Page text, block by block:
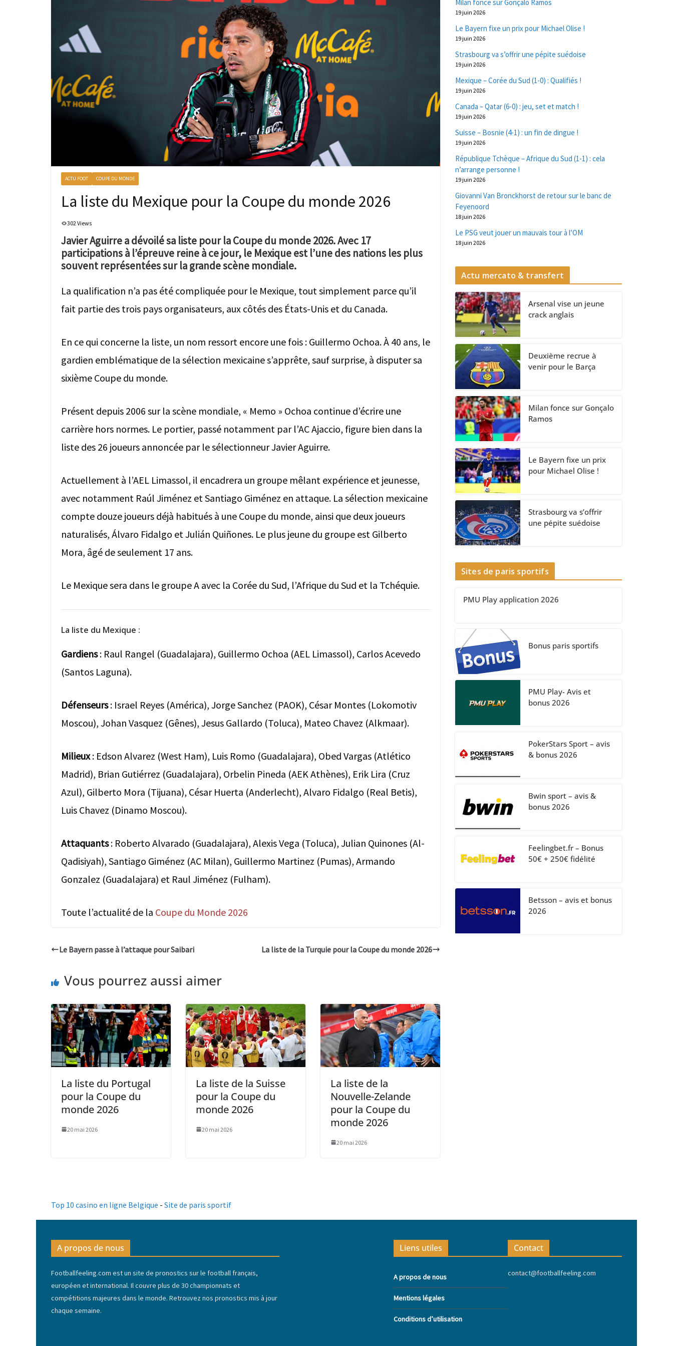
ACTU FOOT COUPE DU MONDE
La liste du Mexique pour la Coupe du monde 2026
302 Views
Javier Aguirre a dévoilé sa liste pour la Coupe du monde 2026. Avec 17
participations à l’épreuve reine à ce jour, le Mexique est l’une des nations les plus
souvent représentées sur la grande scène mondiale.
La qualification n’a pas été compliquée pour le Mexique, tout simplement parce qu’il
fait partie des trois pays organisateurs, aux côtés des États-Unis et du Canada.
En ce qui concerne la liste, un nom ressort encore une fois : Guillermo Ochoa. À 40 ans, le
gardien emblématique de la sélection mexicaine s’apprête, sauf surprise, à disputer sa
sixième Coupe du monde.
Présent depuis 2006 sur la scène mondiale, « Memo » Ochoa continue d’écrire une
carrière hors normes. Le portier, passé notamment par l’AC Ajaccio, figure bien dans la
liste des 26 joueurs annoncée par le sélectionneur Javier Aguirre.
Actuellement à l’AEL Limassol, il encadrera un groupe mêlant expérience et jeunesse,
avec notamment Raúl Jiménez et Santiago Giménez en attaque. La sélection mexicaine
compte douze joueurs déjà habitués à une Coupe du monde, ainsi que deux joueurs
naturalisés, Álvaro Fidalgo et Julián Quiñones. Le plus jeune du groupe est Gilberto
Mora, âgé de seulement 17 ans.
Le Mexique sera dans le groupe A avec la Corée du Sud, l’Afrique du Sud et la Tchéquie.
La liste du Mexique :
Gardiens: Raul Rangel (Guadalajara), Guillermo Ochoa (AEL Limassol), Carlos Acevedo
(Santos Laguna).
Défenseurs: Israel Reyes (América), Jorge Sanchez (PAOK), César Montes (Lokomotiv
Moscou), Johan Vasquez (Gênes), Jesus Gallardo (Toluca), Mateo Chavez (Alkmaar).
Milieux: Edson Alvarez (West Ham), Luis Romo (Guadalajara), Obed Vargas (Atlético
Madrid), Brian Gutiérrez (Guadalajara), Orbelin Pineda (AEK Athènes), Erik Lira (Cruz
Azul), Gilberto Mora (Tijuana), César Huerta (Anderlecht), Alvaro Fidalgo (Real Betis),
Luis Chavez (Dinamo Moscou).
Attaquants: Roberto Alvarado (Guadalajara), Alexis Vega (Toluca), Julian Quinones (Al-
Qadisiyah), Santiago Giménez (AC Milan), Guillermo Martinez (Pumas), Armando
Gonzalez (Guadalajara) et Raul Jiménez (Fulham).
Toute l’actualité de la Coupe du Monde 2026
Le Bayern passe à l’attaque pour Saibari La liste de la Turquie pour la Coupe du monde 2026
Vous pourrez aussi aimer
La liste du Portugal
pour la Coupe du
monde 2026
20 mai 2026
La liste de la Suisse
pour la Coupe du
monde 2026
20 mai 2026
La liste de la
Nouvelle-Zelande
pour la Coupe du
monde 2026
20 mai 2026
Milan fonce sur Gonçalo Ramos
19 juin 2026
Le Bayern fixe un prix pour Michael Olise !
19 juin 2026
Strasbourg va s’offrir une pépite suédoise
19 juin 2026
Mexique – Corée du Sud (1-0) : Qualifiés !
19 juin 2026
Canada – Qatar (6-0) : jeu, set et match !
19 juin 2026
Suisse – Bosnie (4-1) : un fin de dingue !
19 juin 2026
République Tchèque – Afrique du Sud (1-1) : cela
n’arrange personne !
19 juin 2026
Giovanni Van Bronckhorst de retour sur le banc de
Feyenoord
18 juin 2026
Le PSG veut jouer un mauvais tour à l’OM
18 juin 2026
Actu mercato & transfert
Arsenal vise un jeune
crack anglais
Deuxième recrue à
venir pour le Barça
Milan fonce sur Gonçalo
Ramos
Le Bayern fixe un prix
pour Michael Olise !
Strasbourg va s’offrir
une pépite suédoise
Sites de paris sportifs
PMU Play application 2026
Bonus paris sportifs
PMU Play- Avis et
bonus 2026
PokerStars Sport – avis
& bonus 2026
Bwin sport – avis &
bonus 2026
Feelingbet.fr – Bonus
50€ + 250€ fidélité
Betsson – avis et bonus
2026
Top 10 casino en ligne Belgique - Site de paris sportif
A propos de nous
Footballfeeling.com est un site de pronostics sur le football français,
européen et international. Il couvre plus de 30 championnats et
compétitions majeures dans le monde. Retrouvez nos pronostics mis à jour
chaque semaine.
Liens utiles
A propos de nous
Mentions légales
Conditions d’utilisation
Contact
contact@footballfeeling.com